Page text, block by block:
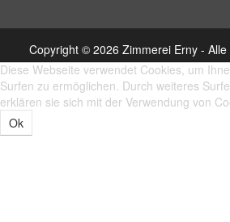
Copyright © 2026 Zimmerei Erny -
Diese Webseite verwendet Cookies, um
Surfen zu ermöglichen. Durch weiteres
erklären sie sich mit der Verwendung von
Ok